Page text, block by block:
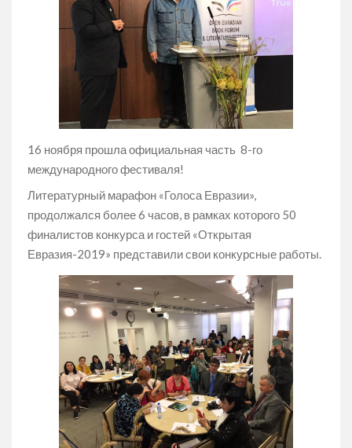
16 ноября прошла официальная часть 8-го
международного фестиваля!
Литературный марафон «Голоса Евразии»,
продолжался более 6 часов, в рамках которого 50
финалистов конкурса и гостей «Открытая
Евразия-2019» представили свои конкурсные работы.